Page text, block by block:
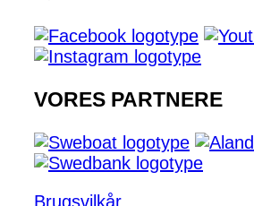
VORES PARTNERE
Brugsvilkår